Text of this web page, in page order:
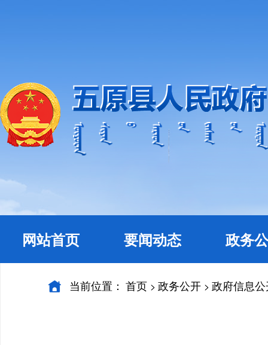
网站首页 要闻动态 政务
当前位置： 首页 > 政务公开 > 政府信息